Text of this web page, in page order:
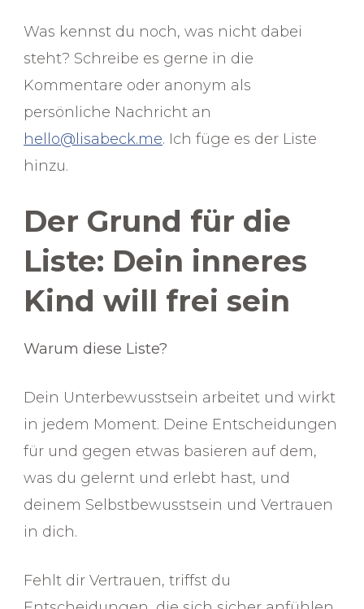
Was kennst du noch, was nicht dabei
steht? Schreibe es gerne in die
Kommentare oder anonym als
persönliche Nachricht an
hello@lisabeck.me. Ich füge es der Liste
hinzu.
Der Grund für die
Liste: Dein inneres
Kind will frei sein
Warum diese Liste?
Dein Unterbewusstsein arbeitet und wirkt
in jedem Moment. Deine Entscheidungen
für und gegen etwas basieren auf dem,
was du gelernt und erlebt hast, und
deinem Selbstbewusstsein und Vertrauen
in dich.
Fehlt dir Vertrauen, triffst du